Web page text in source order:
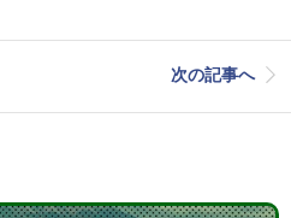
次の記事へ